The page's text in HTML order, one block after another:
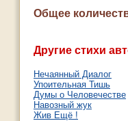
Общее
Другие стихи
Нечаянный Диалог
Упоительная Тишь
Думы о Человечестве
Навозный жук
Жив Ещё !